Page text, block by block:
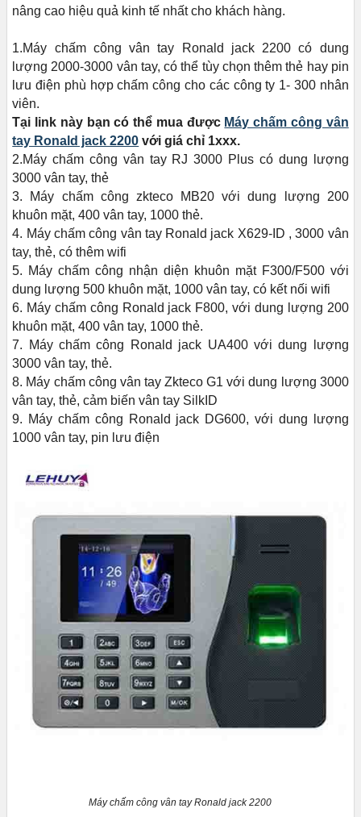
nâng cao hiệu quả kinh tế nhất cho khách hàng.
1.Máy chấm công vân tay Ronald jack 2200 có dung
lượng 2000-3000 vân tay, có thể tùy chọn thêm thẻ hay pin
lưu điện phù hợp chấm công cho các công ty 1- 300 nhân
viên.
Tại link này bạn có thể mua được Máy chấm công vân
tay Ronald jack 2200 với giá chỉ 1xxx.
2.Máy chấm công vân tay RJ 3000 Plus có dung lượng
3000 vân tay, thẻ
3. Máy chấm công zkteco MB20 với dung lượng 200
khuôn mặt, 400 vân tay, 1000 thẻ.
4. Máy chấm công vân tay Ronald jack X629-ID , 3000 vân
tay, thẻ, có thêm wifi
5. Máy chấm công nhận diện khuôn mặt F300/F500 với
dung lượng 500 khuôn mặt, 1000 vân tay, có kết nối wifi
6. Máy chấm công Ronald jack F800, với dung lượng 200
khuôn mặt, 400 vân tay, 1000 thẻ.
7. Máy chấm công Ronald jack UA400 với dung lượng
3000 vân tay, thẻ.
8. Máy chấm công vân tay Zkteco G1 với dung lượng 3000
vân tay, thẻ, cảm biến vân tay SilkID
9. Máy chấm công Ronald jack DG600, với dung lượng
1000 vân tay, pin lưu điện
Máy chấm công vân tay Ronald jack 2200